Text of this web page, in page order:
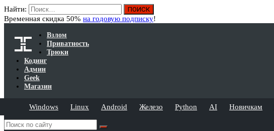
Найти:
Временная скидка 50% на годовую подписку!
Взлом
Приватность
Трюки
Кодинг
Админ
Geek
Магазин
Windows Linux Android Железо Python AI Новичкам